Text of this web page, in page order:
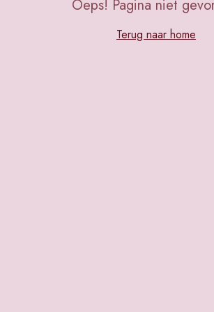
Oeps! Pagina niet
Terug naar home